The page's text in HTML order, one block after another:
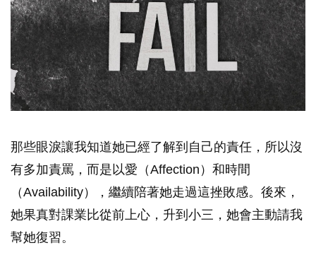
那些眼淚讓我知道她已經了解到自己的責任，所以沒
有多加責罵，而是以愛（Affection）和時間
（Availability），繼續陪著她走過這挫敗感。後來，
她果真對課業比從前上心，升到小三，她會主動請我
幫她復習。